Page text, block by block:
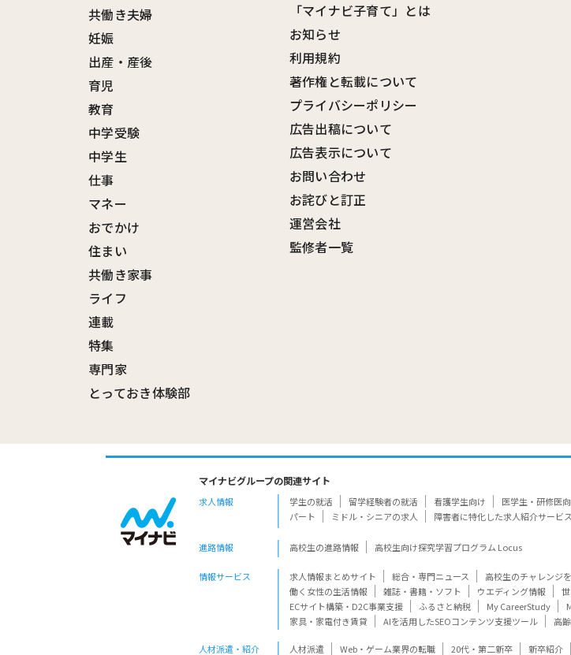
共働き夫婦
妊娠
出産・産後
育児
教育
中学受験
中学生
仕事
マネー
おでかけ
住まい
共働き家事
ライフ
連載
特集
専門家
とっておき体験部
「マイナビ子育て」とは
お知らせ
利用規約
著作権と転載について
プライバシーポリシー
広告出稿について
広告表示について
お問い合わせ
お詫びと訂正
運営会社
監修者一覧
マイナビグループの関連サイト
求人情報 学生の就活 留学経験者の就活 看護学生向け 医学生・研修医
パート
ミドル・シニアの求人 障害者に特化した求人紹介サービス
進路情報 高校生の進路情報 高校生向け探究学習プログラム Locus
情報サービス 求人情報まとめサイト 総合・専門ニュース 高校生のチャレンジ
働く女性の生活情報
雑誌・書籍・ソフト ウエディング情報
ECサイト構築・D2C事業支援
ふるさと納税 My CareerStudy
家具・家電付き賃貸
AIを活用したSEOコンテンツ支援ツール 高
人材派遣・紹介 人材派遣 Web・ゲーム業界の転職 20代・第二新卒 新卒紹介